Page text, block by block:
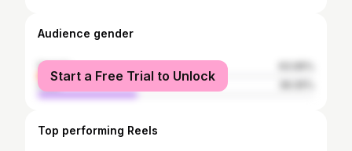
Audience gender
female
male
Start a Free Trial to Unlock
Top performing Reels